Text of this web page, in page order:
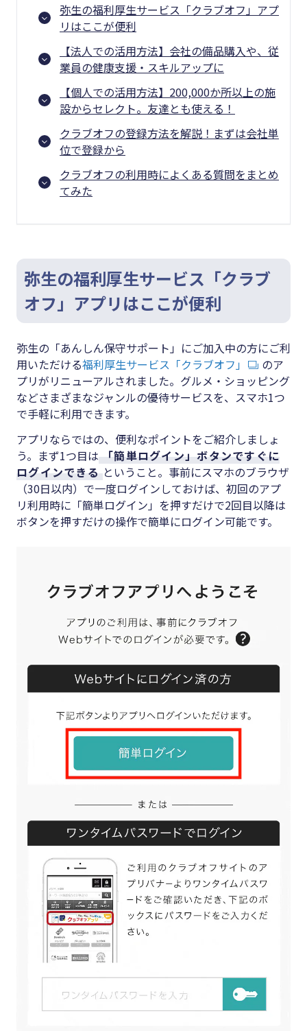
弥生の福利厚生サービス「クラブオフ」アプ
リはここが便利
【法人での活用方法】会社の備品購入や、従
業員の健康支援・スキルアップに
【個人での活用方法】200,000か所以上の施
設からセレクト。友達とも使える！
クラブオフの登録方法を解説！まずは会社単
位で登録から
クラブオフの利用時によくある質問をまとめ
てみた
弥生の福利厚生サービス「クラブ
オフ」アプリはここが便利
弥生の「あんしん保守サポート」にご加入中の方にご利
用いただける福利厚生サービス「クラブオフ」
のア
プリがリニューアルされました。グルメ・ショッピング
などさまざまなジャンルの優待サービスを、スマホ1つ
で手軽に利用できます。
アプリならではの、便利なポイントをご紹介しましょ
う。まず1つ目は 「簡単ログイン」ボタンですぐに
ログインできる ということ。事前にスマホのブラウザ
（30日以内）で一度ログインしておけば、初回のアプ
リ利用時に「簡単ログイン」を押すだけで2回目以降は
ボタンを押すだけの操作で簡単にログイン可能です。